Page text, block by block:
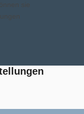
sie